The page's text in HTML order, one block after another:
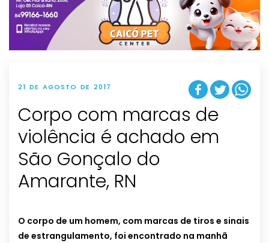
t
i
o
n
21 DE AGOSTO DE 2017
Corpo com marcas de
violência é achado em
São Gonçalo do
Amarante, RN
O corpo de um homem, com marcas de tiros e sinais
de estrangulamento, foi encontrado na manhã